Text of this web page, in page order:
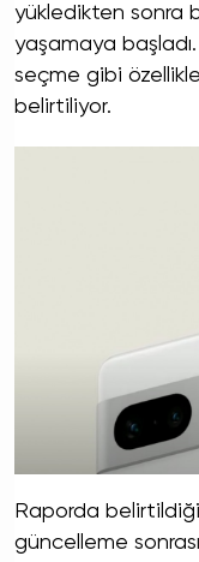
yükledikten sonra
yaşamaya
seçme gibi
belirtiliyor.
Raporda belirtildiği
güncelleme